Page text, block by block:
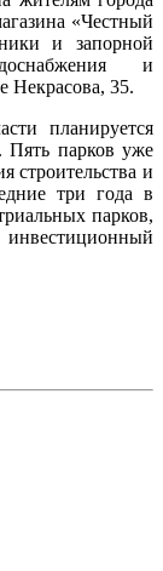
«Честный
и запорной
и
Некрасова, 35.
планируется
Пять парков уже
строительства и
три года в
парков,